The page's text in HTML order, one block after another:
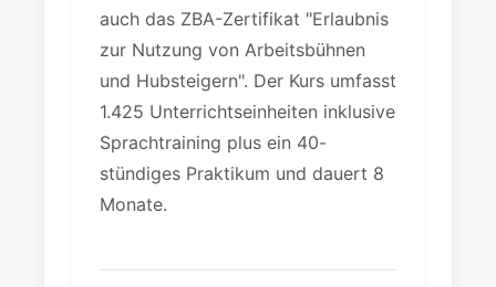
auch das ZBA-Zertifikat "Erlaubnis
zur Nutzung von Arbeitsbühnen
und Hubsteigern". Der Kurs umfasst
1.425 Unterrichtseinheiten inklusive
Sprachtraining plus ein 40-
stündiges Praktikum und dauert 8
Monate.